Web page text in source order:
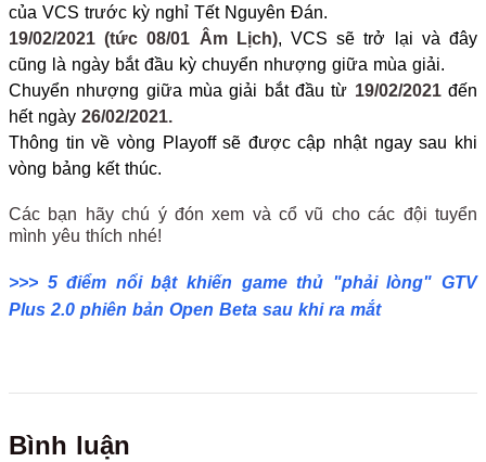
của VCS trước kỳ nghỉ Tết Nguyên Đán.
19/02/2021 (tức 08/01 Âm Lịch), VCS sẽ trở lại và đây
cũng là ngày bắt đầu kỳ chuyển nhượng giữa mùa giải.
Chuyển nhượng giữa mùa giải bắt đầu từ 19/02/2021đến
hết ngày 26/02/2021.
Thông tin về vòng Playoff sẽ được cập nhật ngay sau khi
vòng bảng kết thúc.
Các bạn hãy chú ý đón xem và cổ vũ cho các đội tuyển
mình yêu thích nhé!
>>> 5 điểm nổi bật khiến game thủ "phải lòng" GTV
Plus 2.0 phiên bản Open Beta sau khi ra mắt
Bình luận